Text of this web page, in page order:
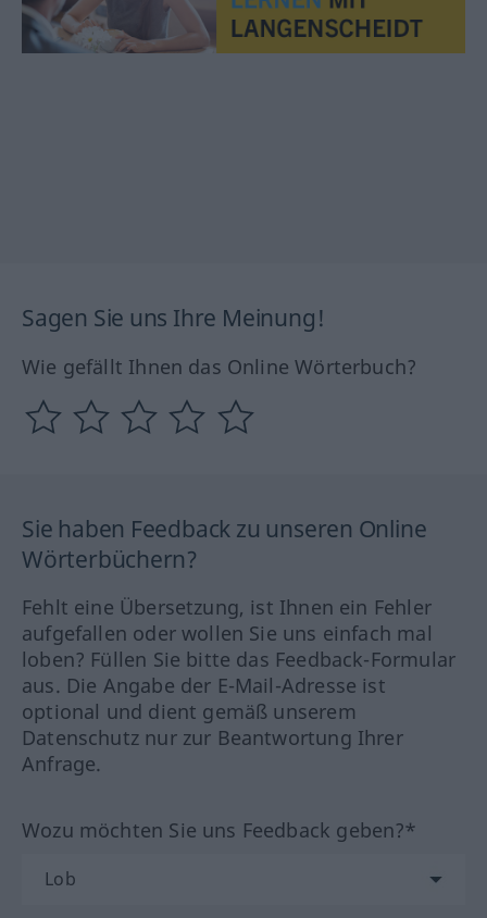
Sagen Sie uns Ihre Meinung!
Wie gefällt Ihnen das Online Wörterbuch?
Sie haben Feedback zu unseren Online
Wörterbüchern?
Fehlt eine Übersetzung, ist Ihnen ein Fehler
aufgefallen oder wollen Sie uns einfach mal
loben? Füllen Sie bitte das Feedback-Formular
aus. Die Angabe der E-Mail-Adresse ist
optional und dient gemäß unserem
Datenschutz nur zur Beantwortung Ihrer
Anfrage.
Wozu möchten Sie uns Feedback geben?*